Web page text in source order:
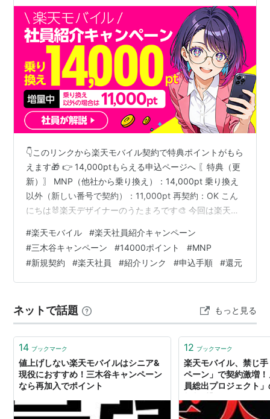
👇このリンクから楽天モバイル契約で特典ポイントがもら
えます🎁 👉 14,000ptもらえる申込ページへ 〖特典（更
新）〗 MNP（他社から乗り換え）：14,000pt 乗り換え
以外（新しい番号で契約）：11,000pt 再契約：OK こん
にちは🐰楽天デザイナーのうたまろです🎨 今回は楽天モ
介するとホントに喜ばれること多くておすすめです☺️ 楽
天モバイルを契約するなら社員紹介経由が一番お得です
📱 💬 社員紹介キャンペーンとは 楽天が公式に設けてい
る制度で紹介リンクから申し込むだけでお得にポイント
#楽天モバイル #楽天社員紹介キャンペーン
#三木谷キャンペーン #14000ポイント #MNP
#新規契約 #楽天社員 #紹介リンク #申込手順 #還元
ネットで話題 もっと見る
14 ブックマーク
値上げしない楽天モバイルはシニア&
現役におすすめ！三木谷キャンペーン
なら再加入でポイント
12 ブックマーク
楽天モバイル、禁じ
ペーン」で契約激増
員総出プロジェクト